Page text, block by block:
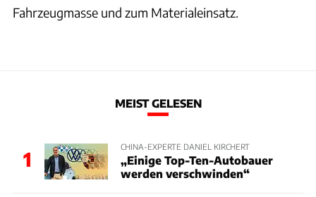
Fahrzeugmasse und zum Materialeinsatz.
MEIST GELESEN
1
CHINA-EXPERTE DANIEL KIRCHERT
„Einige Top-Ten-Autobauer
werden verschwinden“